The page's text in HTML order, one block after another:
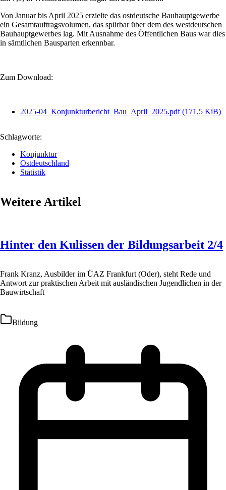
Von Januar bis April 2025 erzielte das ostdeutsche Bauhauptgewerbe
ein Gesamtauftragsvolumen, das spürbar über dem des westdeutschen
Bauhauptgewerbes lag. Mit Ausnahme des Öffentlichen Baus war dies
in sämtlichen Bausparten erkennbar.
Zum Download:
2025-04_Konjunkturbericht_Bau_April_2025.pdf(171,5 KiB)
Schlagworte:
Konjunktur
Ostdeutschland
Statistik
Weitere Artikel
Hinter den Kulissen der Bildungsarbeit 2/4
Frank Kranz, Ausbilder im ÜAZ Frankfurt (Oder), steht Rede und
Antwort zur praktischen Arbeit mit ausländischen Jugendlichen in der
Bauwirtschaft
Bildung